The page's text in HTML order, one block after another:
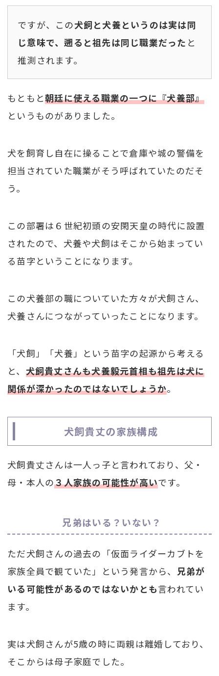
ですが、この犬飼と犬養というのは実は同
じ意味で、遡ると祖先は同じ職業だった と
推測されます。
もともと朝廷に使える職業の一つに『犬養部』
というものがありました。
犬を飼育し自在に操ることで倉庫や城の警備を
担当されていた職業がそう呼ばれていたのだそ
う。
この部署は６世紀初頭の安閑天皇の時代に設置
されたので、犬養や犬飼はそこから始まってい
る苗字ということになります。
この犬養部の職についていた方々が犬飼さん、
犬養さんにつながっていったことになります。
「犬飼」「犬養」という苗字の起源から考える
と、 犬飼貴丈さんも犬養毅元首相も祖先は犬に
関係が深かったのではないでしょうか。
犬飼貴丈の家族構成
犬飼貴丈さんは一人っ子と言われており、父・
母・本人の３人家族の可能性が高いです。
兄弟はいる？いない？
ただ犬飼さんの過去の「仮面ライダーカブトを
家族全員で観ていた」という発言から、 兄弟が
いる可能性があるのではないかとも言われてい
ます。
実は犬飼さんが5歳の時に両親は離婚しており、
そこからは母子家庭でした。